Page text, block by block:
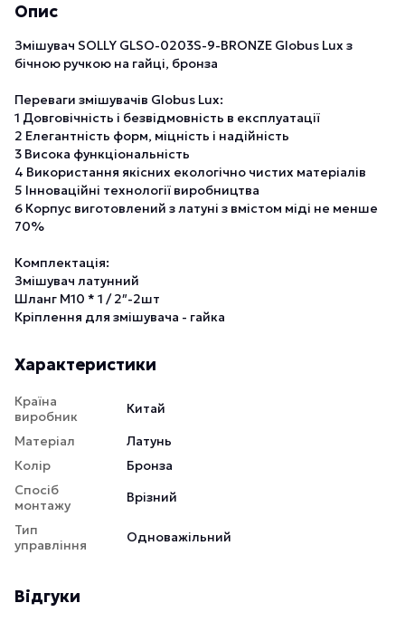
Опис
Змішувач SOLLY GLSO-0203S-9-BRONZE Globus Lux з
бічною ручкою на гайці, бронза
Переваги змішувачів Globus Lux:
1 Довговічність і безвідмовність в експлуатації
2 Елегантність форм, міцність і надійність
3 Висока функціональність
4 Використання якісних екологічно чистих матеріалів
5 Інноваційні технології виробництва
6 Корпус виготовлений з латуні з вмістом міді не менше
70%
Комплектація:
Змішувач латунний
Шланг М10 * 1 / 2″-2шт
Кріплення для змішувача - гайка
Характеристики
Країна
виробник
Китай
Матеріал
Латунь
Колір
Бронза
Спосіб
монтажу
Врізний
Тип
управління
Одноважільний
Відгуки